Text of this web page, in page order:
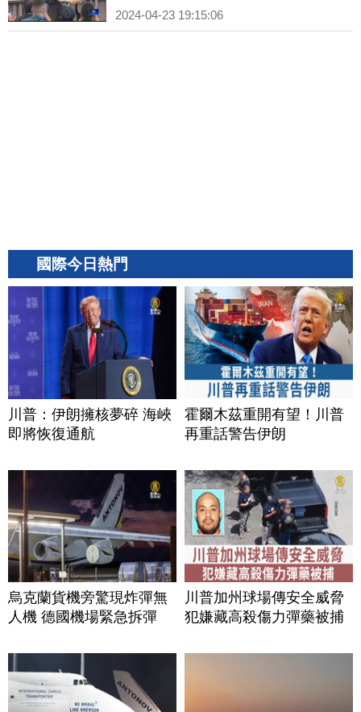
2024-04-23 19:15:06
國際今日熱門
川普：伊朗擁核夢碎 海峽
即將恢復通航
霍爾木茲重開有望！川普
再重話警告伊朗
烏克蘭貨機旁驚現炸彈無
人機 德國機場緊急拆彈
川普加州球場傳安全威脅
犯嫌藏高殺傷力彈藥被捕